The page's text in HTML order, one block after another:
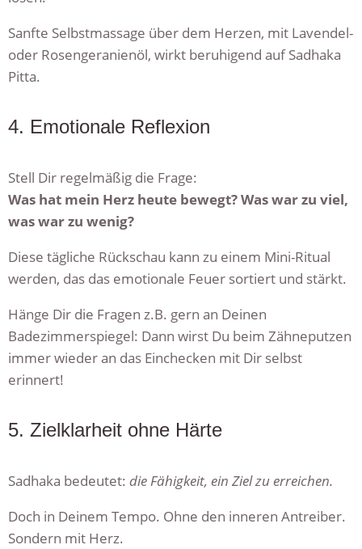
Sanfte Selbstmassage über dem Herzen, mit Lavendel-
oder Rosengeranienöl, wirkt beruhigend auf Sadhaka
Pitta.
4. Emotionale Reflexion
Stell Dir regelmäßig die Frage:
Was hat mein Herz heute bewegt? Was war zu viel,
was war zu wenig?
Diese tägliche Rückschau kann zu einem Mini-Ritual
werden, das das emotionale Feuer sortiert und stärkt.
Hänge Dir die Fragen z.B. gern an Deinen
Badezimmerspiegel: Dann wirst Du beim Zähneputzen
immer wieder an das Einchecken mit Dir selbst
erinnert!
5. Zielklarheit ohne Härte
Sadhaka bedeutet: die Fähigkeit, ein Ziel zu erreichen.
Doch in Deinem Tempo. Ohne den inneren Antreiber.
Sondern mit Herz.